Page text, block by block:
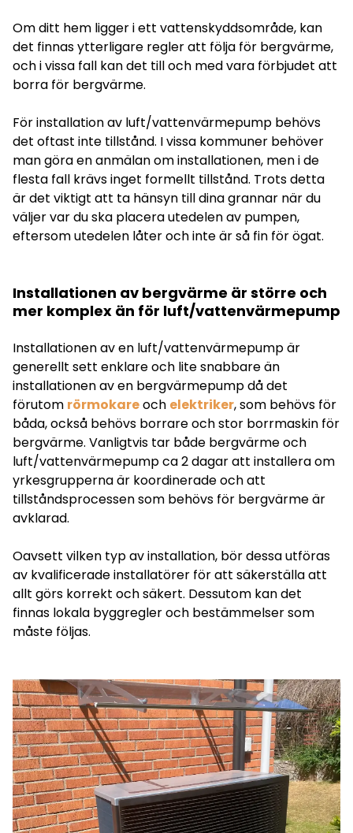
Om ditt hem ligger i ett vattenskyddsområde, kan
det finnas ytterligare regler att följa för bergvärme,
och i vissa fall kan det till och med vara förbjudet att
borra för bergvärme.
För installation av luft/vattenvärmepump behövs
det oftast inte tillstånd. I vissa kommuner behöver
man göra en anmälan om installationen, men i de
flesta fall krävs inget formellt tillstånd. Trots detta
är det viktigt att ta hänsyn till dina grannar när du
väljer var du ska placera utedelen av pumpen,
eftersom utedelen låter och inte är så fin för ögat.
Installationen av bergvärme är större och
mer komplex än för luft/vattenvärmepump
Installationen av en luft/vattenvärmepump är
generellt sett enklare och lite snabbare än
installationen av en bergvärmepump då det
förutom rörmokareoch elektriker, som behövs för
båda, också behövs borrare och stor borrmaskin för
bergvärme. Vanligtvis tar både bergvärme och
luft/vattenvärmepump ca 2 dagar att installera om
yrkesgrupperna är koordinerade och att
tillståndsprocessen som behövs för bergvärme är
avklarad.
Oavsett vilken typ av installation, bör dessa utföras
av kvalificerade installatörer för att säkerställa att
allt görs korrekt och säkert. Dessutom kan det
finnas lokala byggregler och bestämmelser som
måste följas.